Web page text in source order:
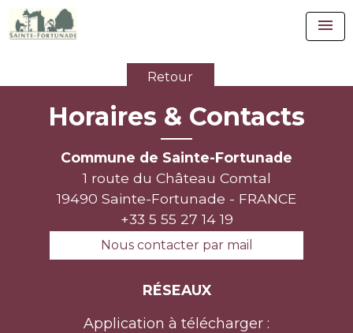
menu
Retour
Horaires & Contacts
Commune de Sainte-Fortunade
1 route du Château Comtal
19490 Sainte-Fortunade - FRANCE
+33 5 55 27 14 19
Nous contacter par mail
RÉSEAUX
Application à télécharger :